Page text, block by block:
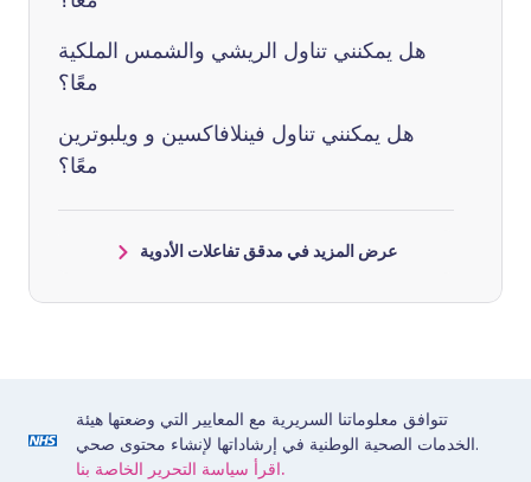
هل يمكنني تناول الريشي والشمس الملكية
معًا؟
هل يمكنني تناول فينلافاكسين و ويلبوترين
معًا؟
عرض المزيد في مدقق تفاعلات الأدوية
تتوافق معلوماتنا السريرية مع المعايير التي وضعتها هيئة
الخدمات الصحية الوطنية في إرشاداتها لإنشاء محتوى صحي.
اقرأ سياسة التحرير الخاصة بنا.